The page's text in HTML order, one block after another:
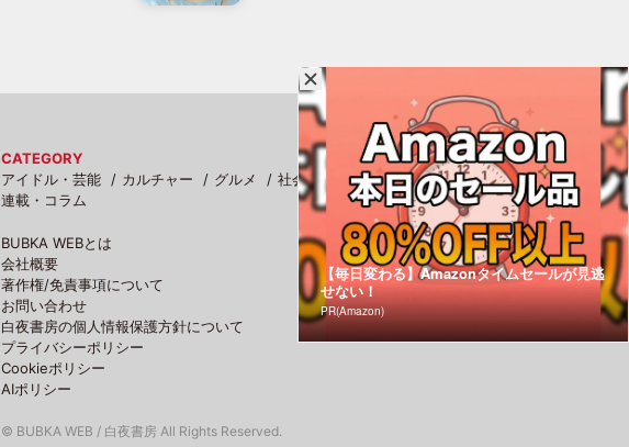
CATEGORY
アイドル・芸能
カルチャー グルメ 社会
スポーツ
連載・コラム
BUBKA WEBとは
会社概要
著作権/免責事項について
お問い合わせ
白夜書房の個人情報保護方針について
プライバシーポリシー
Cookieポリシー
AIポリシー
© BUBKA WEB / 白夜書房 All Rights Reserved.
【毎日変わる】Amazonタイムセールが見逃
せない！
PR(Amazon)